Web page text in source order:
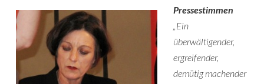
Pressestimmen
„Ein
überwältigender,
ergreifender,
demütig machender